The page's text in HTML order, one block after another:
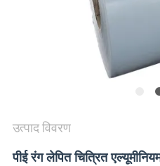
उत्पाद विवरण
पीई रंग लेपित चित्रित